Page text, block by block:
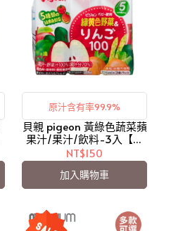
原汁含有率99.9%
貝親 pigeon 黃綠色蔬菜蘋
果汁/果汁/飲料-3入【愛
吾兒】
NT$150
加入購物車